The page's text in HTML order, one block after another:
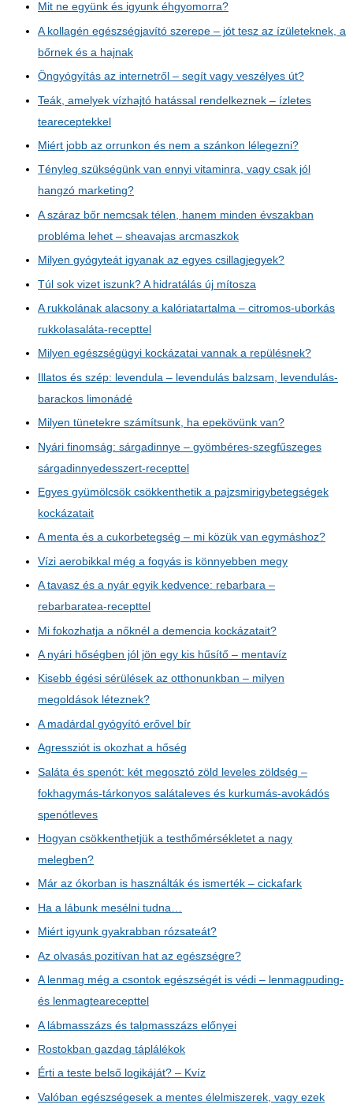
Mit ne együnk és igyunk éhgyomorra?
A kollagén egészségjavító szerepe – jót tesz az ízületeknek, a
bőrnek és a hajnak
Öngyógyítás az internetről – segít vagy veszélyes út?
Teák, amelyek vízhajtó hatással rendelkeznek – ízletes
teareceptekkel
Miért jobb az orrunkon és nem a szánkon lélegezni?
Tényleg szükségünk van ennyi vitaminra, vagy csak jól
hangzó marketing?
A száraz bőr nemcsak télen, hanem minden évszakban
probléma lehet – sheavajas arcmaszkok
Milyen gyógyteát igyanak az egyes csillagjegyek?
Túl sok vizet iszunk? A hidratálás új mítosza
A rukkolának alacsony a kalóriatartalma – citromos-uborkás
rukkolasaláta-recepttel
Milyen egészségügyi kockázatai vannak a repülésnek?
Illatos és szép: levendula – levendulás balzsam, levendulás-
barackos limonádé
Milyen tünetekre számítsunk, ha epekövünk van?
Nyári finomság: sárgadinnye – gyömbéres-szegfűszeges
sárgadinnyedesszert-recepttel
Egyes gyümölcsök csökkenthetik a pajzsmirigybetegségek
kockázatait
A menta és a cukorbetegség – mi közük van egymáshoz?
Vízi aerobikkal még a fogyás is könnyebben megy
A tavasz és a nyár egyik kedvence: rebarbara –
rebarbaratea-recepttel
Mi fokozhatja a nőknél a demencia kockázatait?
A nyári hőségben jól jön egy kis hűsítő – mentavíz
Kisebb égési sérülések az otthonunkban – milyen
megoldások léteznek?
A madárdal gyógyító erővel bír
Agressziót is okozhat a hőség
Saláta és spenót: két megosztó zöld leveles zöldség –
fokhagymás-tárkonyos salátaleves és kurkumás-avokádós
spenótleves
Hogyan csökkenthetjük a testhőmérsékletet a nagy
melegben?
Már az ókorban is használták és ismerték – cickafark
Ha a lábunk mesélni tudna…
Miért igyunk gyakrabban rózsateát?
Az olvasás pozitívan hat az egészségre?
A lenmag még a csontok egészségét is védi – lenmagpuding-
és lenmagtearecepttel
A lábmasszázs és talpmasszázs előnyei
Rostokban gazdag táplálékok
Érti a teste belső logikáját? – Kvíz
Valóban egészségesek a mentes élelmiszerek, vagy ezek